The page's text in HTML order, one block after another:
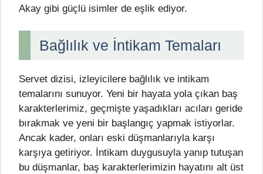
Akay gibi güçlü isimler de eşlik ediyor.
Bağlılık ve İntikam Temaları
Servet dizisi, izleyicilere bağlılık ve intikam
temalarını sunuyor. Yeni bir hayata yola çıkan baş
karakterlerimiz, geçmişte yaşadıkları acıları geride
bırakmak ve yeni bir başlangıç yapmak istiyorlar.
Ancak kader, onları eski düşmanlarıyla karşı
karşıya getiriyor. İntikam duygusuyla yanıp tutuşan
bu düşmanlar, baş karakterlerimizin hayatını alt üst